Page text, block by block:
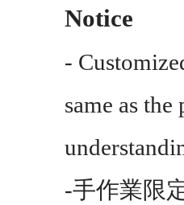
Notice
-
same as
-手作業限